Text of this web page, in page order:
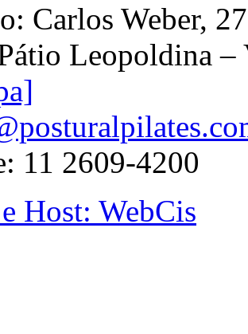
Carlos Weber,
Leopoldina
11 2609-4200
Host: WebCis